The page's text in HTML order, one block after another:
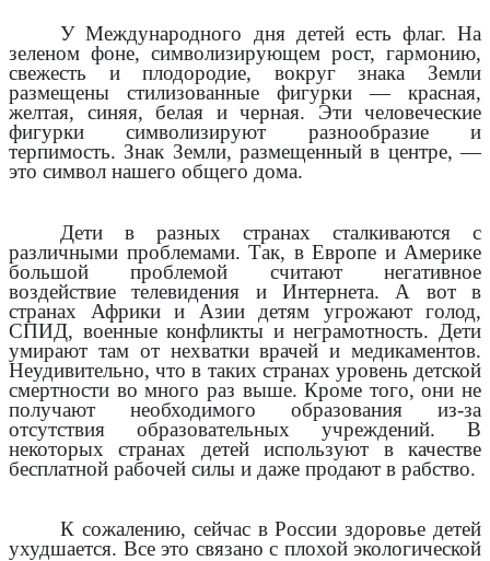
У Международного дня детей есть флаг. На
зеленом фоне, символизирующем рост, гармонию,
свежесть и плодородие, вокруг знака Земли
размещены стилизованные фигурки — красная,
желтая, синяя, белая и черная. Эти человеческие
фигурки символизируют разнообразие и
терпимость. Знак Земли, размещенный в центре, —
это символ нашего общего дома.
Дети в разных странах сталкиваются с
различными проблемами. Так, в Европе и Америке
большой проблемой считают негативное
воздействие телевидения и Интернета. А вот в
странах Африки и Азии детям угрожают голод,
СПИД, военные конфликты и неграмотность. Дети
умирают там от нехватки врачей и медикаментов.
Неудивительно, что в таких странах уровень детской
смертности во много раз выше. Кроме того, они не
получают необходимого образования из-за
отсутствия образовательных учреждений. В
некоторых странах детей используют в качестве
бесплатной рабочей силы и даже продают в рабство.
К сожалению, сейчас в России здоровье детей
ухудшается. Все это связано с плохой экологической